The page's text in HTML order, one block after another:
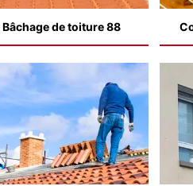
Bâchage de toiture 88